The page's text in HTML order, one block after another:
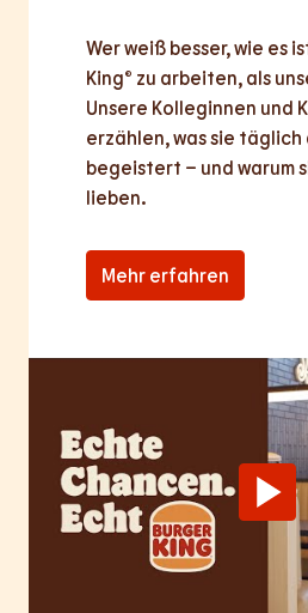
Wer weiß besser, wie es
King® zu arbeiten, als
Unsere Kolleginnen und
erzählen, was sie täglich
begeistert – und warum
lieben.
Mehr erfahren